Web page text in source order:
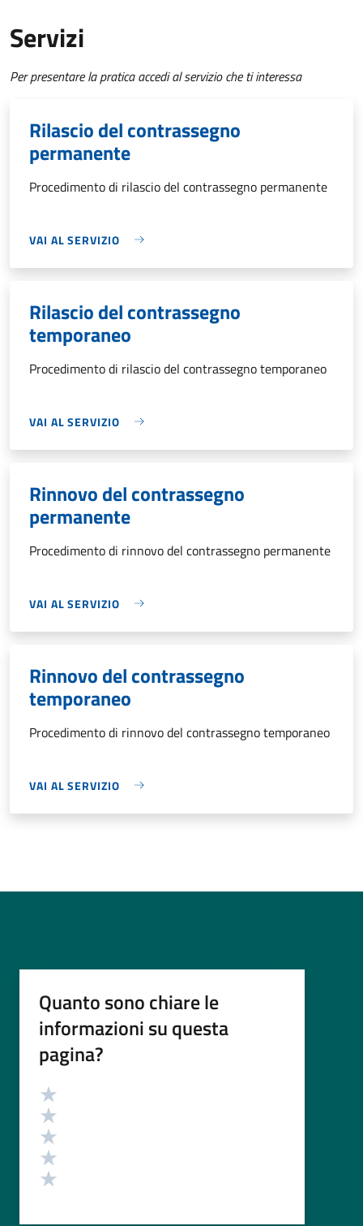
Servizi
Per presentare la pratica accedi al servizio che ti interessa
Rilascio del contrassegno
permanente
Procedimento di rilascio del contrassegno permanente
VAI AL SERVIZIO
Rilascio del contrassegno
temporaneo
Procedimento di rilascio del contrassegno temporaneo
VAI AL SERVIZIO
Rinnovo del contrassegno
permanente
Procedimento di rinnovo del contrassegno permanente
VAI AL SERVIZIO
Rinnovo del contrassegno
temporaneo
Procedimento di rinnovo del contrassegno temporaneo
VAI AL SERVIZIO
Quanto sono chiare le
informazioni su questa
pagina?
Valutazione